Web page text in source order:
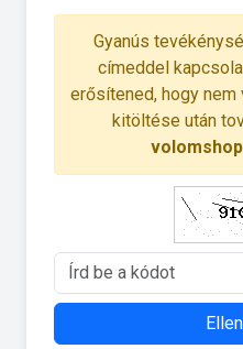
Gyanús
címeddel
erősítened, hogy nem
kitöltése után